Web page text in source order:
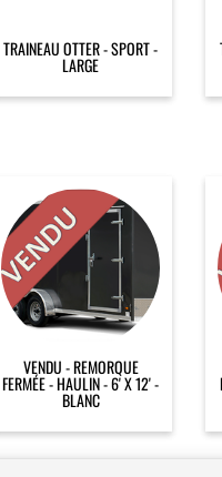
TRAINEAU OTTER - SPORT -
LARGE
VENDU - REMORQUE
FERMÉE - HAULIN - 6' X 12' -
BLANC